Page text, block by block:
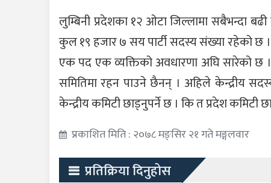
लुम्बिनी प्रदेशका १२ ओटा जिल्लामा सबैभन्दा
कुल १९ हजार ७ सय पार्टी सदस्य संख्या रहेको छ
एक पद एक व्यक्तिको अवधारणा अघि सारेको छ ।
समितिमा रहन पाउने छैनन् । अहिले केन्द्रीय
केन्द्रीय कमिटी छाड्नुपर्ने छ । कि त प्रदेश कमिटी
प्रकाशित मिति : २०७८ मङ्सिर २१ गते मङ्गलवार
प्रतिक्रिया दिनुहोस